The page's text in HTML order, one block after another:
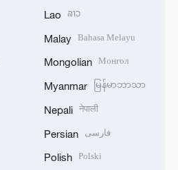
Lao ລາວ
Malay Bahasa Melayu
Mongolian Монгол
Myanmar မြန်မာဘာသာ
Nepali नेपाली
Persian فارسی
Polish Polski